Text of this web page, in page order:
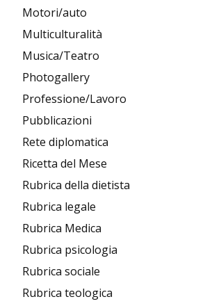
Motori/auto
Multiculturalità
Musica/Teatro
Photogallery
Professione/Lavoro
Pubblicazioni
Rete diplomatica
Ricetta del Mese
Rubrica della dietista
Rubrica legale
Rubrica Medica
Rubrica psicologia
Rubrica sociale
Rubrica teologica